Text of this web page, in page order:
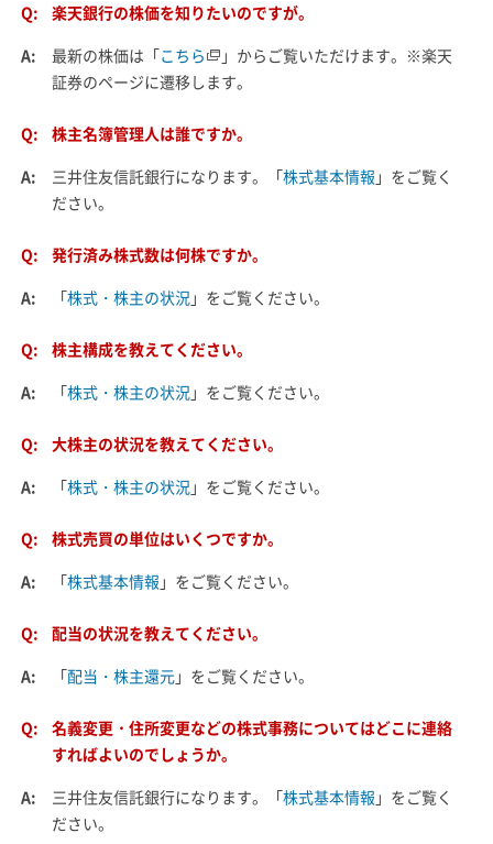
Q:
楽天銀行の株価を知りたいのですが。
A:
最新の株価は「こちら
」からご覧いただけます。※楽天
証券のページに遷移します。
Q:
株主名簿管理人は誰ですか。
A:
三井住友信託銀行になります。「株式基本情報 」をご覧く
ださい。
Q:
発行済み株式数は何株ですか。
A:
「株式・株主の状況」をご覧ください。
Q:
株主構成を教えてください。
A:
「株式・株主の状況」をご覧ください。
Q:
大株主の状況を教えてください。
A:
「株式・株主の状況」をご覧ください。
Q:
株式売買の単位はいくつですか。
A:
「株式基本情報 」をご覧ください。
Q:
配当の状況を教えてください。
A:
「配当・株主還元」をご覧ください。
Q:
名義変更・住所変更などの株式事務についてはどこに連絡
すればよいのでしょうか。
A:
三井住友信託銀行になります。「株式基本情報 」をご覧く
ださい。